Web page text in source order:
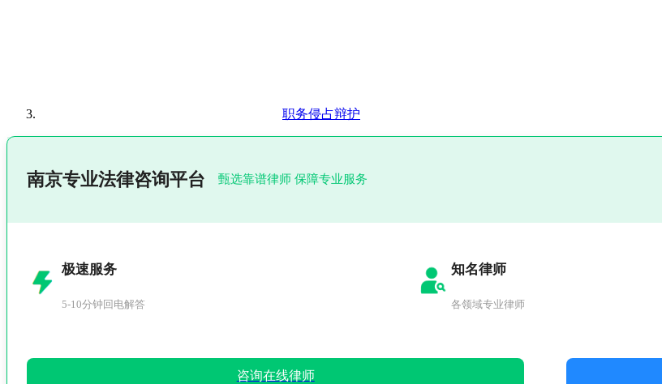
职务侵占辩护
南京专业法律咨询平台 甄选靠谱律师 保障专业服务
极速服务
5-10分钟回电解答
知名律师
各领域专业律师
咨询在线律师